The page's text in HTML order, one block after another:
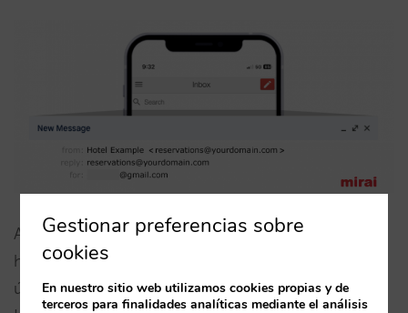
Asegurarse de que tus confirmaciones llegan a tus
huéspedes se ha vuelto más complicado
últimamente, ya que aplicaciones como Gmail o
Gestionar preferencias sobre
cookies
En nuestro sitio web utilizamos cookies propias y de
terceros para finalidades analíticas mediante el análisis